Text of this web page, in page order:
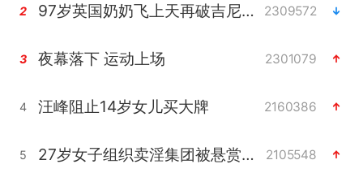
2 97岁英国奶奶飞上天再破吉尼斯纪录 2309572
3 夜幕落下 运动上场 2301079
4 汪峰阻止14岁女儿买大牌 2160386
5 27岁女子组织卖淫集团被悬赏通缉 2105548